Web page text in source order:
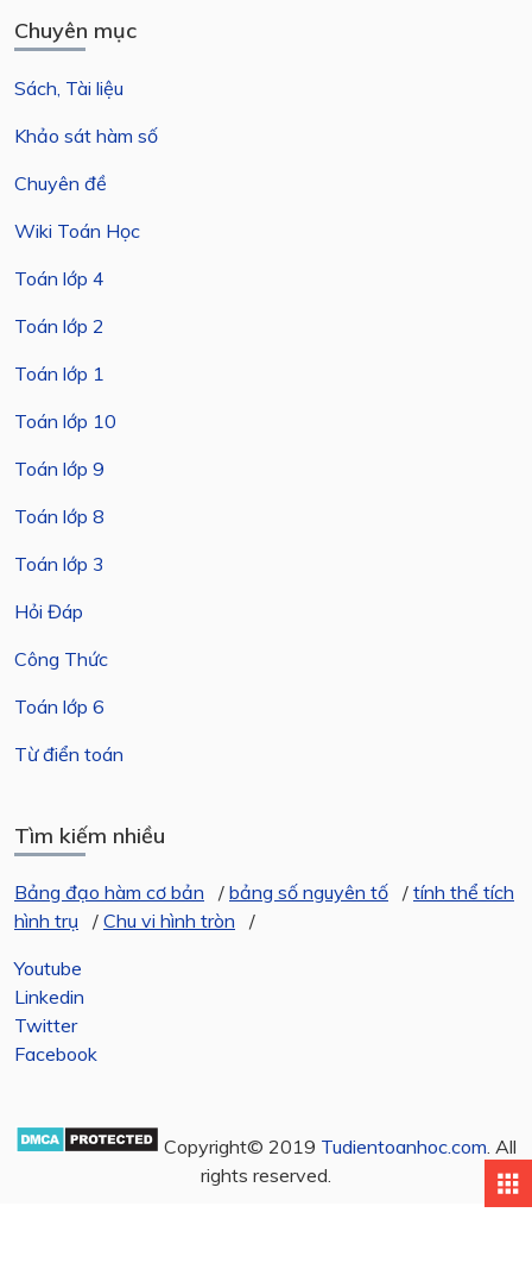
Chuyên mục
Sách, Tài liệu
Khảo sát hàm số
Chuyên đề
Wiki Toán Học
Toán lớp 4
Toán lớp 2
Toán lớp 1
Toán lớp 10
Toán lớp 9
Toán lớp 8
Toán lớp 3
Hỏi Đáp
Công Thức
Toán lớp 6
Từ điển toán
Tìm kiếm nhiều
Bảng đạo hàm cơ bản / bảng số nguyên tố / tính thể tích
hình trụ
/ Chu vi hình tròn
/
Youtube
Linkedin
Twitter
Facebook
Copyright© 2019 Tudientoanhoc.com. All
rights reserved.
apps